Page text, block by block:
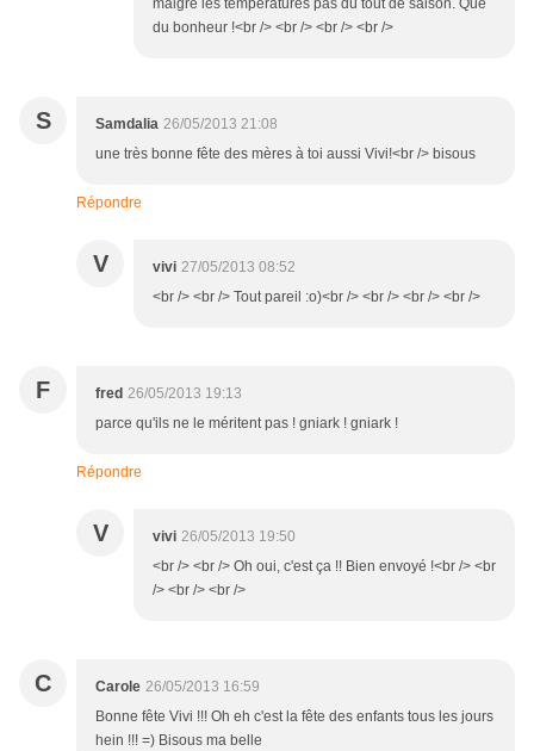
malgré les températures pas du tout de saison. Que
du bonheur !<br /> <br /> <br /> <br />
S Samdalia 26/05/2013 21:08
une très bonne fête des mères à toi aussi Vivi!<br /> bisous
Répondre
V vivi 27/05/2013 08:52
<br /> <br /> Tout pareil :o)<br /> <br /> <br /> <br />
F fred 26/05/2013 19:13
parce qu'ils ne le méritent pas ! gniark ! gniark !
Répondre
V vivi 26/05/2013 19:50
<br /> <br /> Oh oui, c'est ça !! Bien envoyé !<br /> <br
/> <br /> <br />
C Carole 26/05/2013 16:59
Bonne fête Vivi !!! Oh eh c'est la fête des enfants tous les jours
hein !!! =) Bisous ma belle